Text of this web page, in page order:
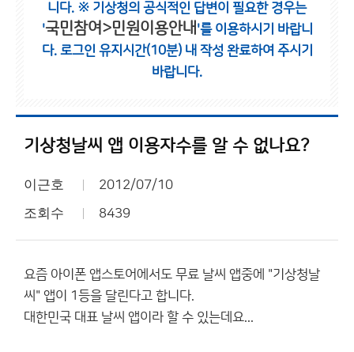
니다. ※ 기상청의 공식적인 답변이 필요한 경우는
'국민참여>민원이용안내 '를 이용하시기 바랍니
다. 로그인 유지시간(10분) 내 작성 완료하여 주시기
바랍니다.
기상청날씨 앱 이용자수를 알 수 없나요?
이근호 2012/07/10
조회수 8439
요즘 아이폰 앱스토어에서도 무료 날씨 앱중에 "기상청날
씨" 앱이 1등을 달린다고 합니다.
대한민국 대표 날씨 앱이라 할 수 있는데요...